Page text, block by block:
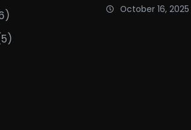
October 16, 2025